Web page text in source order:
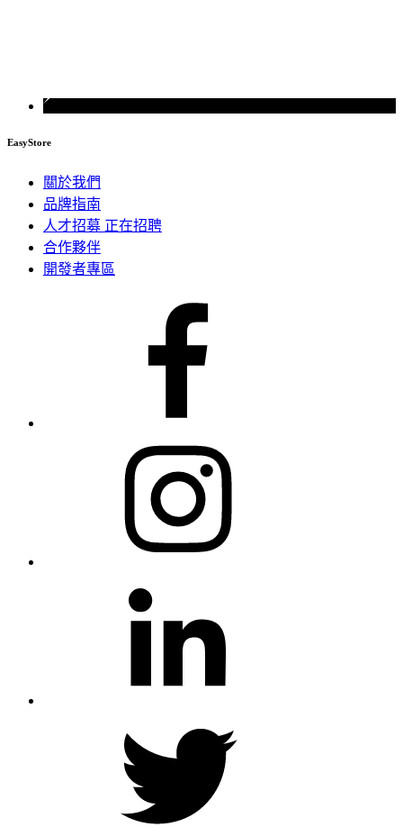
EasyStore
關於我們
品牌指南
人才招募 正在招聘
合作夥伴
開發者專區